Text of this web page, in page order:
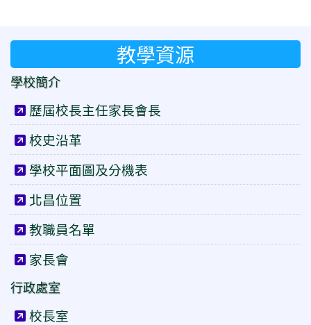
教學資源
學校簡介
歷屆校長主任家長會長
校史沿革
學校平面圖及分機表
北昌位置
教職員名單
家長會
行政處室
校長室